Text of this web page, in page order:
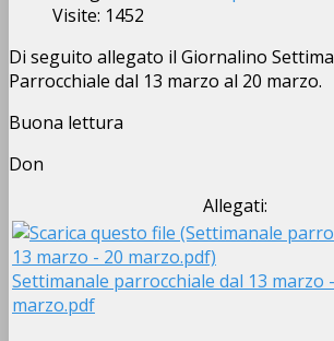
Visite: 1452
Di seguito allegato il Giornalino
Parrocchiale dal 13 marzo al 20 marzo.
Buona lettura
Don
Allegati:
Settimanale parrocchiale dal 13 marzo
marzo.pdf